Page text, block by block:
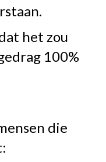
het zou
100%
die